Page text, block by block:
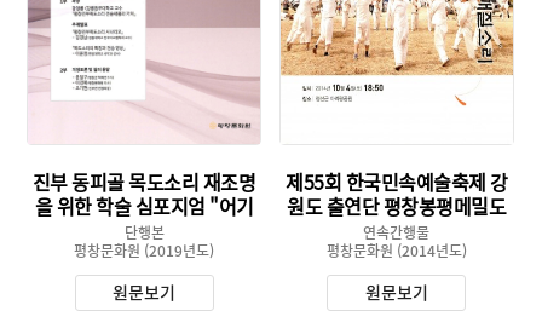
진부 동피골 목도소리 재조명
을 위한 학술 심포지엄 "어기
여차 목도 메고 함께 가자."
단행본
평창문화원 (2019년도)
원문보기
제55회 한국민속예술축제 강
원도 출연단 평창봉평메밀도
리깨질소리
연속간행물
평창문화원 (2014년도)
원문보기